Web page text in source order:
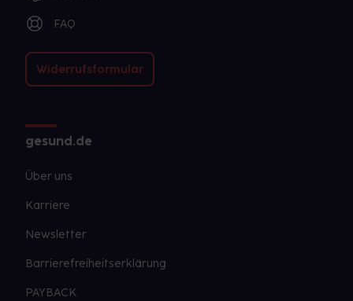
FAQ
Widerrufsformular
gesund.de
Über uns
Karriere
Newsletter
Barrierefreiheitserklärung
PAYBACK